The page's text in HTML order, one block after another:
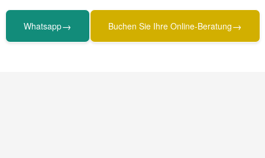
Whatsapp→ Buchen Sie Ihre Online-Beratung→